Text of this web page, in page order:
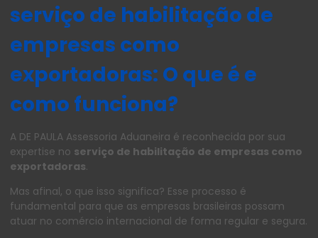
serviço de habilitação de
empresas como
exportadoras: O que é e
como funciona?
A DE PAULA Assessoria Aduaneira é reconhecida por sua
expertise no serviço de habilitação de empresas como
exportadoras.
Mas afinal, o que isso significa? Esse processo é
fundamental para que as empresas brasileiras possam
atuar no comércio internacional de forma regular e segura.